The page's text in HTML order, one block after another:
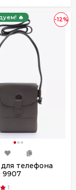
-12%
🔥
телефона
9907
1